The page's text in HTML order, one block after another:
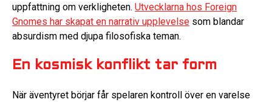
uppfattning om verkligheten. Utvecklarna hos Foreign
Gnomes har skapat en narrativ upplevelse som blandar
absurdism med djupa filosofiska teman.
En kosmisk konflikt tar form
När äventyret börjar får spelaren kontroll över en varelse